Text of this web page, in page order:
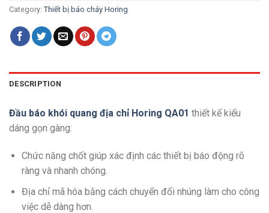
Category: Thiết bị báo cháy Horing
DESCRIPTION
Đầu báo khói quang địa chỉ Horing QA01 thiết kế kiểu
dáng gọn gàng:
Chức năng chốt giúp xác định các thiết bị báo động rõ
ràng và nhanh chóng.
Địa chỉ mã hóa bằng cách chuyển đổi nhúng làm cho công
việc dễ dàng hơn.